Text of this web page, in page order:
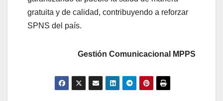
gratuita y de calidad, contribuyendo a reforzar
SPNS del país.
Gestión Comunicacional MPPS